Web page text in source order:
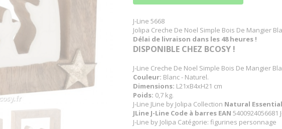
J-Line 5668
Jolipa Creche De Noel Simple Bois De Mangier
Délai de livraison dans les 48 heures !
DISPONIBLE CHEZ BCOSY !
J-Line Creche De Noel Simple Bois De Mangier
Couleur: Blanc - Naturel.
Dimensions: L21xB4xH21 cm
Poids: 0,7 kg.
J-Line JLine by Jolipa Collection Natural
JLine J-Line Code à barres EAN 5400924056681
J-Line by Jolipa Catégorie: figurines personnage